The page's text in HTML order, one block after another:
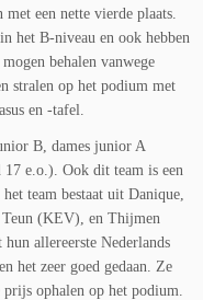
een nette vierde plaats.
het B-niveau en ook hebben
behalen vanwege
stralen op het podium met
en -tafel.
B, dames junior A
e.o.). Ook dit team is een
team bestaat uit Danique,
(KEV), en Thijmen
allereerste Nederlands
het zeer goed gedaan. Ze
ophalen op het podium.